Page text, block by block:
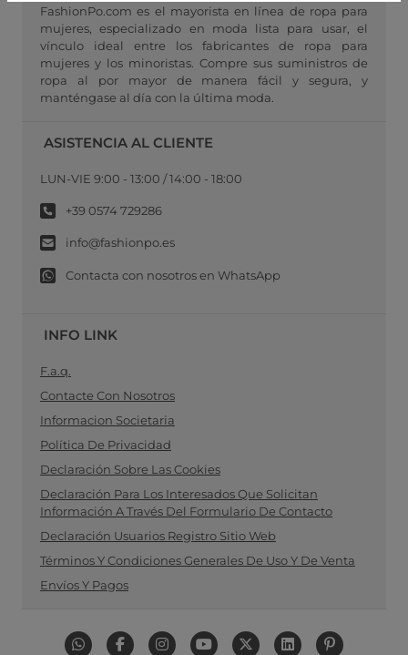
FashionPo.com es el mayorista en línea de ropa para
mujeres, especializado en moda lista para usar, el
vínculo ideal entre los fabricantes de ropa para
mujeres y los minoristas. Compre sus suministros de
ropa al por mayor de manera fácil y segura, y
manténgase al día con la última moda.
ASISTENCIA AL CLIENTE
LUN-VIE 9:00 - 13:00 / 14:00 - 18:00
+39 0574 729286
info@fashionpo.es
Contacta con nosotros en WhatsApp
INFO LINK
F.a.q.
Contacte Con Nosotros
Informacion Societaria
Política De Privacidad
Declaración Sobre Las Cookies
Declaración Para Los Interesados Que Solicitan
Información A Través Del Formulario De Contacto
Declaración Usuarios Registro Sitio Web
Términos Y Condiciones Generales De Uso Y De Venta
Envíos Y Pagos